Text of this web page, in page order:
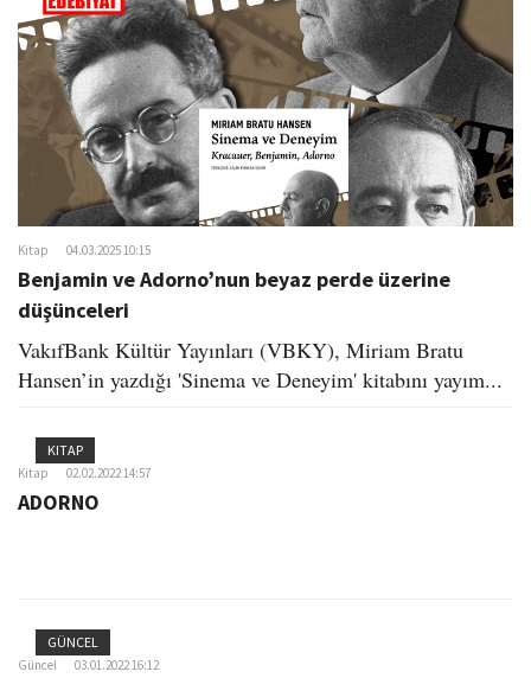
o
n
Kitap 04.03.2025 10:15
Benjamin ve Adorno’nun beyaz perde üzerine
düşünceleri
VakıfBank Kültür Yayınları (VBKY), Miriam Bratu
Hansen’in yazdığı 'Sinema ve Deneyim' kitabını yayım...
KITAP
Kitap 02.02.2022 14:57
ADORNO
GÜNCEL
Güncel 03.01.2022 16:12